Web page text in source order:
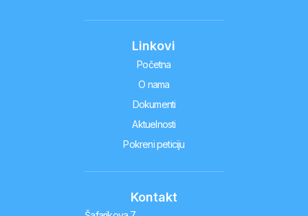
Linkovi
Početna
O nama
Dokumenti
Aktuelnosti
Pokreni peticiju
Kontakt